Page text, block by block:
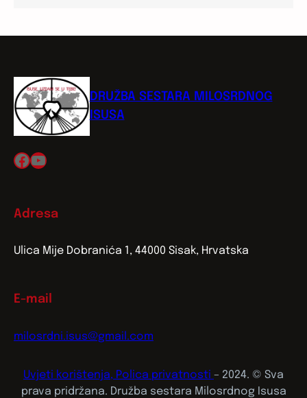
DRUŽBA SESTARA MILOSRDNOG
ISUSA
Facebook
YouTube
Adresa
Ulica Mije Dobranića 1, 44000 Sisak, Hrvatska
E-mail
milosrdni.isus@gmail.com
Uvjeti korištenja, Polica privatnosti – 2024. © Sva
prava pridržana. Družba sestara Milosrdnog Isusa